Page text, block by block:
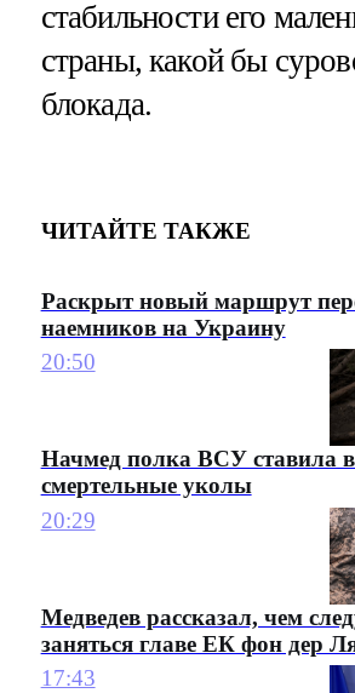
стабильности его
страны, какой бы
блокада.
ЧИТАЙТЕ ТАКЖЕ
Раскрыт новый маршрут
наемников на Украину
20:50
Начмед полка ВСУ ставила
смертельные уколы
20:29
Медведев рассказал, чем
заняться главе ЕК фон дер
17:43